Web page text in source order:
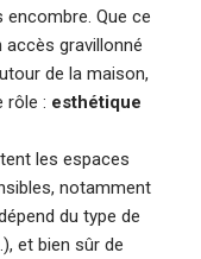
encombre. Que ce
gravillonné
de la maison,
rôle : esthétique
les espaces
notamment
du type de
et bien sûr de